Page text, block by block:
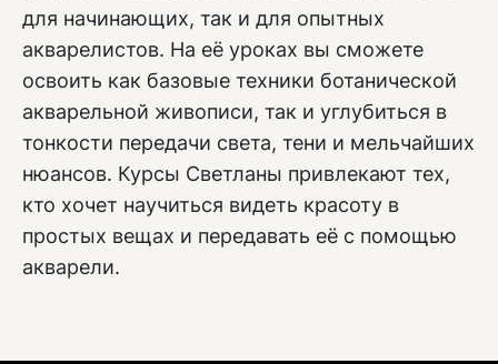
для начинающих, так и для опытных
акварелистов. На её уроках вы сможете
освоить как базовые техники ботанической
акварельной живописи, так и углубиться в
тонкости передачи света, тени и мельчайших
нюансов. Курсы Светланы привлекают тех,
кто хочет научиться видеть красоту в
простых вещах и передавать её с помощью
акварели.